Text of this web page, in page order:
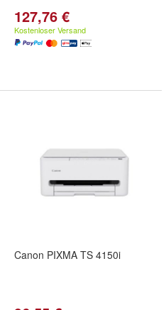
127,76 €
Kostenloser Versand
Canon PIXMA TS 4150i